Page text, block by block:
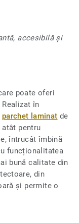
accesibilă și
poate oferi
în
parchet laminat de
atât pentru
întrucât îmbină
funcționalitatea
bună calitate din
din
și permite o